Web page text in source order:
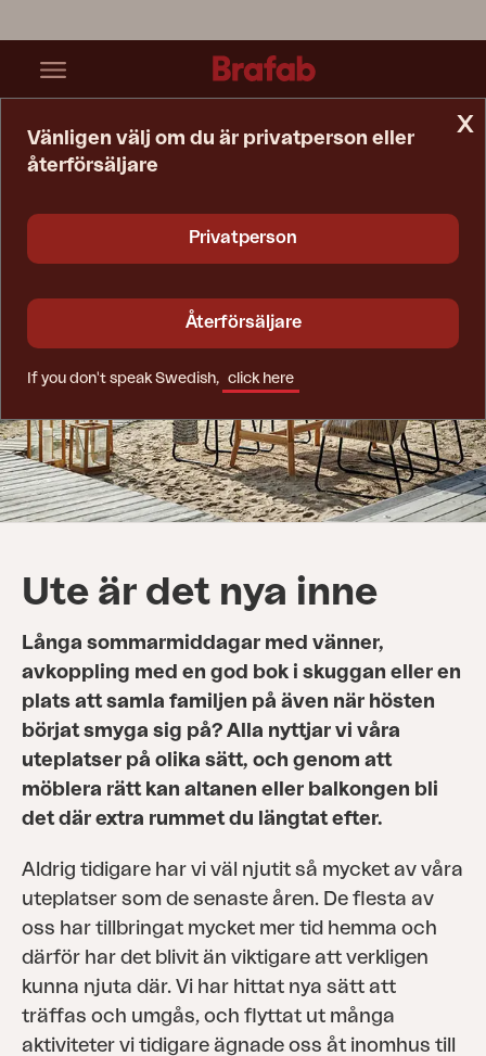
Ute är det nya inne
Långa sommarmiddagar med vänner,
avkoppling med en god bok i skuggan eller en
plats att samla familjen på även när hösten
börjat smyga sig på? Alla nyttjar vi våra
uteplatser på olika sätt, och genom att
möblera rätt kan altanen eller balkongen bli
det där extra rummet du längtat efter.
Aldrig tidigare har vi väl njutit så mycket av våra
uteplatser som de senaste åren. De ﬂesta av
oss har tillbringat mycket mer tid hemma och
därför har det blivit än viktigare att verkligen
kunna njuta där. Vi har hittat nya sätt att
träffas och umgås, och ﬂyttat ut många
aktiviteter vi tidigare ägnade oss åt inomhus till
x
Vänligen välj om du är privatperson eller
återförsäljare
Privatperson
Återförsäljare
If you don't speak Swedish, click here